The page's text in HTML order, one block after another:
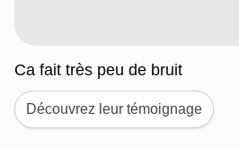
Ca fait très peu de bruit
Découvrez leur témoignage